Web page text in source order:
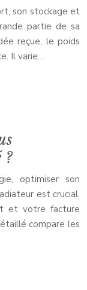
son stockage et
partie de sa
reçue, le poids
Il varie…
?
optimiser son
est crucial,
et votre facture
compare les